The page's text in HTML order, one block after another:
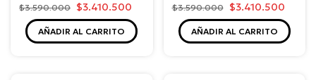
$3.590.000 $3.410.500
AÑADIR AL CARRITO
$3.590.000 $3.410.500
AÑADIR AL CARRITO